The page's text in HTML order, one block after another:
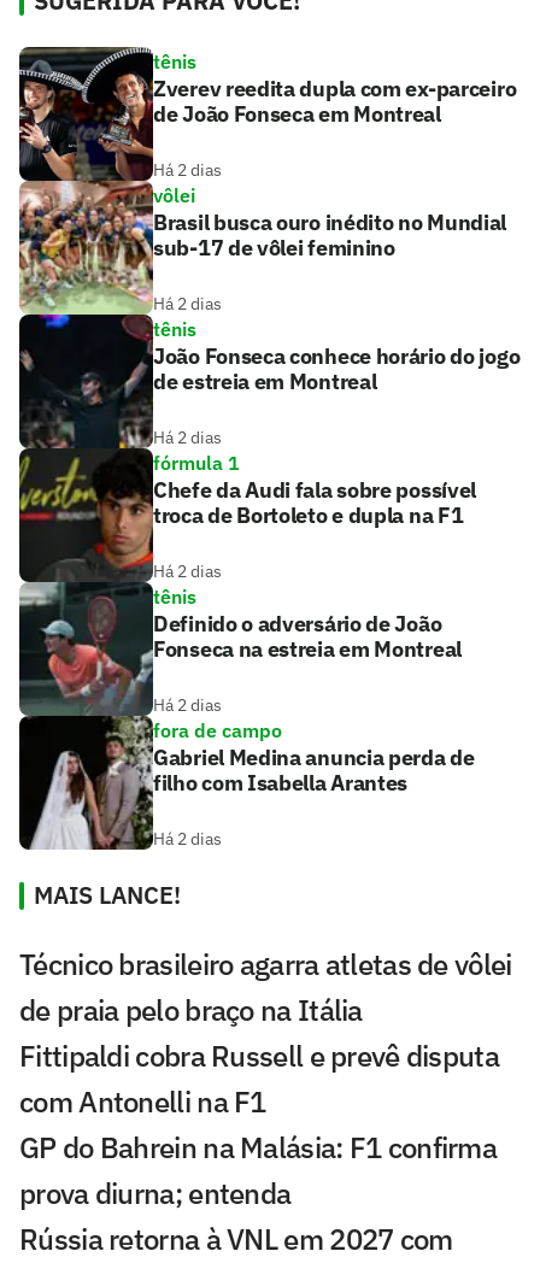
tênis
Zverev reedita dupla com ex-parceiro
de João Fonseca em Montreal
Há 2 dias
vôlei
Brasil busca ouro inédito no Mundial
sub-17 de vôlei feminino
Há 2 dias
tênis
João Fonseca conhece horário do jogo
de estreia em Montreal
Há 2 dias
fórmula 1
Chefe da Audi fala sobre possível
troca de Bortoleto e dupla na F1
Há 2 dias
tênis
Definido o adversário de João
Fonseca na estreia em Montreal
Há 2 dias
fora de campo
Gabriel Medina anuncia perda de
filho com Isabella Arantes
Há 2 dias
MAIS LANCE!
Técnico brasileiro agarra atletas de vôlei
de praia pelo braço na Itália
Fittipaldi cobra Russell e prevê disputa
com Antonelli na F1
GP do Bahrein na Malásia: F1 confirma
prova diurna; entenda
Rússia retorna à VNL em 2027 com